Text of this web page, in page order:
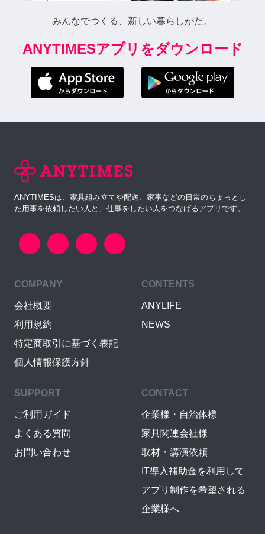
みんなでつくる、新しい暮らしかた。
ANYTIMESアプリをダウンロード
ANYTIMESは、家具組み立てや配送、家事などの日常のちょっとし
た用事を依頼したい人と、仕事をしたい人をつなげるアプリです。
COMPANY
会社概要
利用規約
特定商取引に基づく表記
個人情報保護方針
CONTENTS
ANYLIFE
NEWS
SUPPORT
ご利用ガイド
よくある質問
お問い合わせ
CONTACT
企業様・自治体様
家具関連会社様
取材・講演依頼
IT導入補助金を利用して
アプリ制作を希望される
企業様へ